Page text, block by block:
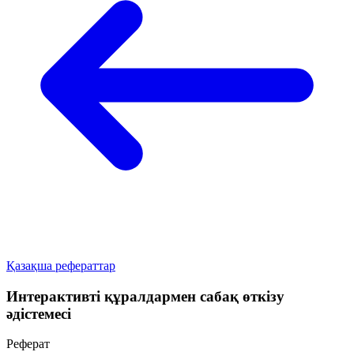
Қазақша рефераттар
Интерактивті құралдармен сабақ өткізу
әдістемесі
Реферат